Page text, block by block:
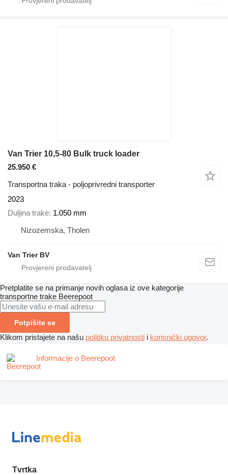
Van Trier 10,5-80 Bulk truck loader
25.950 €
Transportna traka - poljoprivredni transporter
2023
Duljina trake 1.050 mm
Nizozemska, Tholen
Van Trier BV
Pretplatite se na primanje novih oglasa iz ove kategorije
transportne trake Beerepoot
Potpišite se
Klikom pristajete na našu politiku privatnosti i korisnički ugovor.
Informacije o Beerepoot
Tvrtka